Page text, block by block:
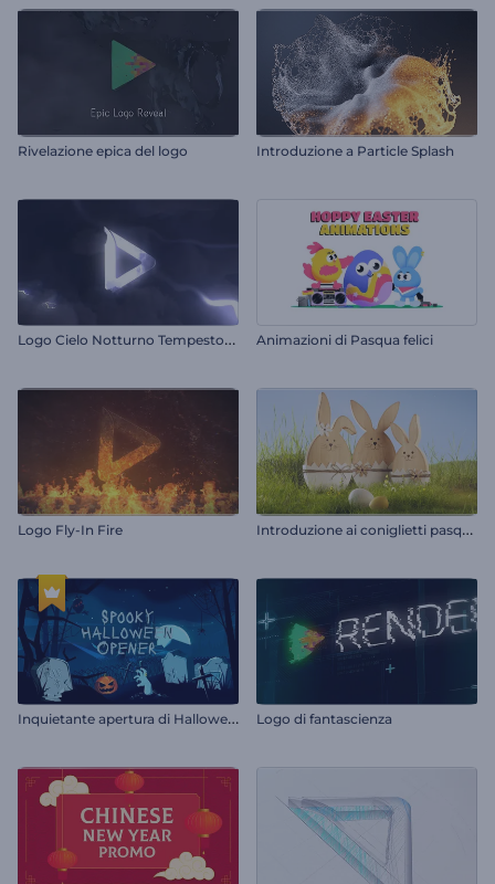
Rivelazione epica del logo Introduzione a Particle Splash
L
ogo Cielo Notturno Tempestoso Animazioni di Pasqua felici
Logo Fly-In Fire I
ntroduzione ai coniglietti pasquali in legno
I
nquietante apertura di Halloween Logo di fantascienza